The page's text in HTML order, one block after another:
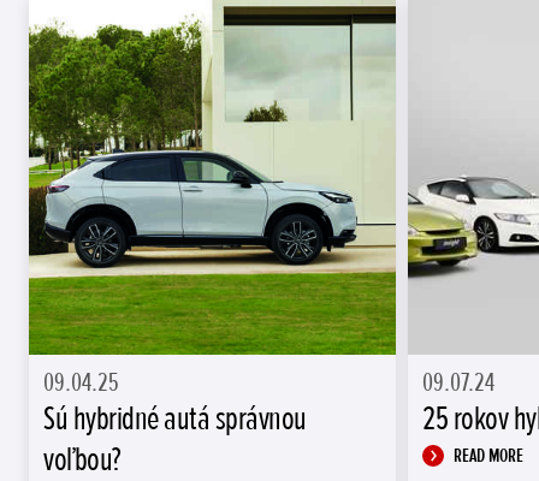
09.04.25
Sú hybridné autá správnou
voľbou?
09.07.24
25 rokov
READ MORE